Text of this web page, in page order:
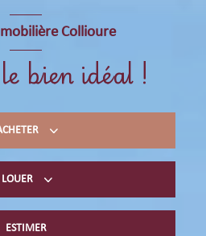
Collioure
bien idéal !
LOUER
ESTIMER